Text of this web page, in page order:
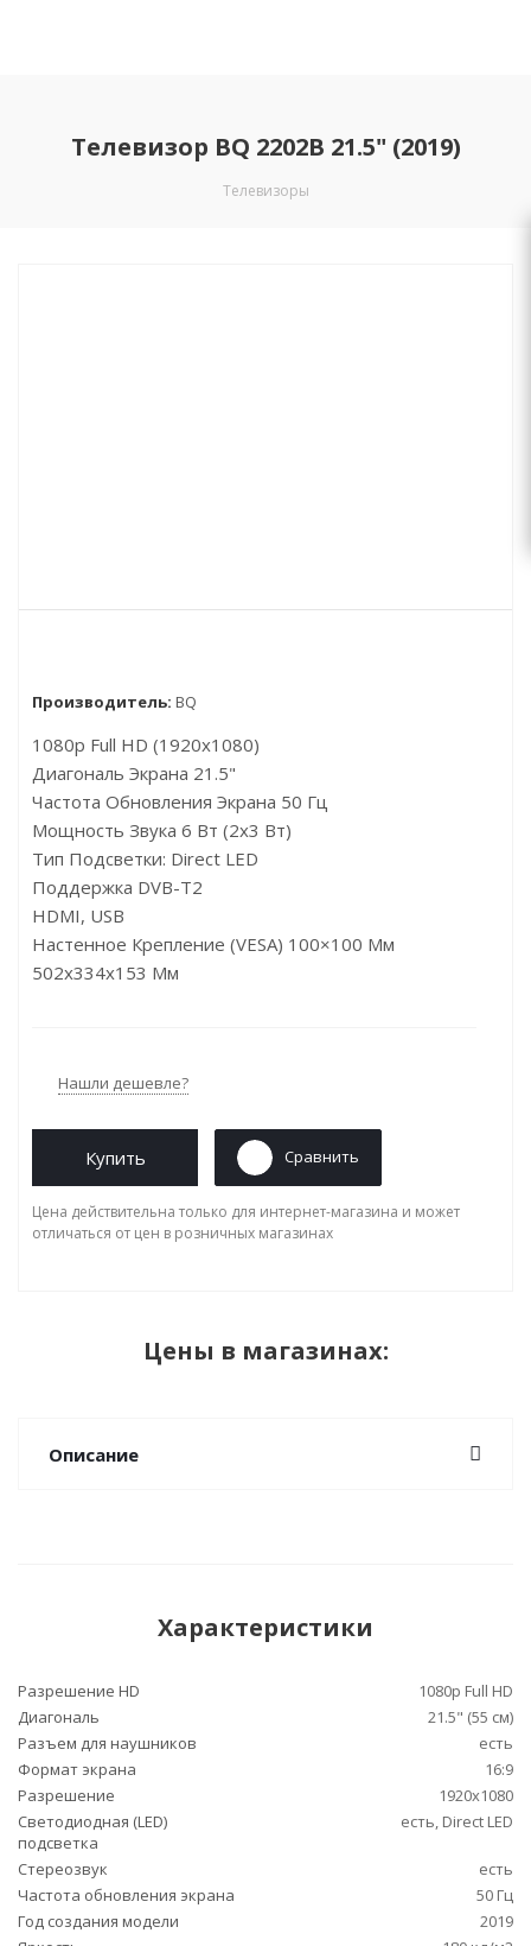
Телевизор BQ 2202B 21.5" (2019)
Телевизоры
Производитель: BQ
1080p Full HD (1920x1080)
Диагональ Экрана 21.5"
Частота Обновления Экрана 50 Гц
Мощность Звука 6 Вт (2х3 Вт)
Тип Подсветки: Direct LED
Поддержка DVB-T2
HDMI, USB
Настенное Крепление (VESA) 100×100 Мм
502x334x153 Мм
Нашли дешевле?
Купить Сравнить
Цена действительна только для интернет-магазина и может
отличаться от цен в розничных магазинах
Цены в магазинах:
Описание
Характеристики
Разрешение HD
1080p Full HD
Диагональ
21.5" (55 см)
Разъем для наушников
есть
Формат экрана
16:9
Разрешение
1920x1080
Светодиодная (LED)
подсветка
есть, Direct LED
Стереозвук
есть
Частота обновления экрана
50 Гц
Год создания модели
2019